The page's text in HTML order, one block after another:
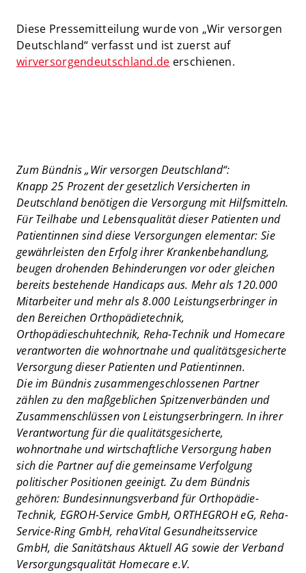
Diese Pressemitteilung wurde von „Wir versorgen
Deutschland“ verfasst und ist zuerst auf
wirversorgendeutschland.de erschienen.
Zum Bündnis „Wir versorgen Deutschland“:
Knapp 25 Prozent der gesetzlich Versicherten in
Deutschland benötigen die Versorgung mit Hilfsmitteln.
Für Teilhabe und Lebensqualität dieser Patienten und
Patientinnen sind diese Versorgungen elementar: Sie
gewährleisten den Erfolg ihrer Krankenbehandlung,
beugen drohenden Behinderungen vor oder gleichen
bereits bestehende Handicaps aus. Mehr als 120.000
Mitarbeiter und mehr als 8.000 Leistungserbringer in
den Bereichen Orthopädietechnik,
Orthopädieschuhtechnik, Reha-Technik und Homecare
verantworten die wohnortnahe und qualitätsgesicherte
Versorgung dieser Patienten und Patientinnen.
Die im Bündnis zusammengeschlossenen Partner
zählen zu den maßgeblichen Spitzenverbänden und
Zusammenschlüssen von Leistungserbringern. In ihrer
Verantwortung für die qualitätsgesicherte,
wohnortnahe und wirtschaftliche Versorgung haben
sich die Partner auf die gemeinsame Verfolgung
politischer Positionen geeinigt. Zu dem Bündnis
gehören: Bundesinnungsverband für Orthopädie-
Technik, EGROH-Service GmbH, ORTHEGROH eG, Reha-
Service-Ring GmbH, rehaVital Gesundheitsservice
GmbH, die Sanitätshaus Aktuell AG sowie der Verband
Versorgungsqualität Homecare e.V.